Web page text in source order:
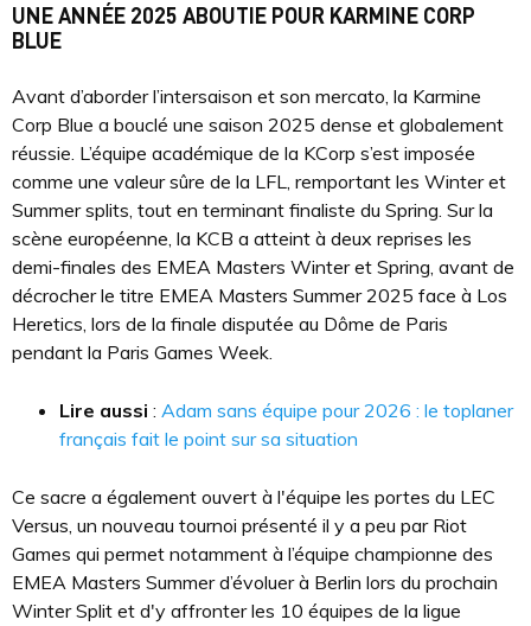
UNE ANNÉE 2025 ABOUTIE POUR KARMINE CORP
BLUE
Avant d’aborder l’intersaison et son mercato, la Karmine
Corp Blue a bouclé une saison 2025 dense et globalement
réussie. L’équipe académique de la KCorp s’est imposée
comme une valeur sûre de la LFL, remportant les Winter et
Summer splits, tout en terminant finaliste du Spring. Sur la
scène européenne, la KCB a atteint à deux reprises les
demi-finales des EMEA Masters Winter et Spring, avant de
décrocher le titre EMEA Masters Summer 2025 face à Los
Heretics, lors de la finale disputée au Dôme de Paris
pendant la Paris Games Week.
Lire aussi : Adam sans équipe pour 2026 : le toplaner
français fait le point sur sa situation
Ce sacre a également ouvert à l'équipe les portes du LEC
Versus, un nouveau tournoi présenté il y a peu par Riot
Games qui permet notamment à l’équipe championne des
EMEA Masters Summer d’évoluer à Berlin lors du prochain
Winter Split et d'y affronter les 10 équipes de la ligue